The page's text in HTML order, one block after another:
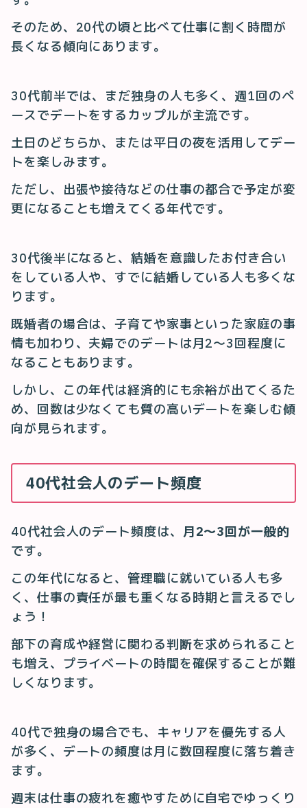
そのため、20代の頃と比べて仕事に割く時間が
長くなる傾向にあります。
30代前半では、まだ独身の人も多く、週1回のペ
ースでデートをするカップルが主流です。
土日のどちらか、または平日の夜を活用してデー
トを楽しみます。
ただし、出張や接待などの仕事の都合で予定が変
更になることも増えてくる年代です。
30代後半になると、結婚を意識したお付き合い
をしている人や、すでに結婚している人も多くな
ります。
既婚者の場合は、子育てや家事といった家庭の事
情も加わり、夫婦でのデートは月2〜3回程度に
なることもあります。
しかし、この年代は経済的にも余裕が出てくるた
め、回数は少なくても質の高いデートを楽しむ傾
向が見られます。
40代社会人のデート頻度
40代社会人のデート頻度は、 月2〜3回が一般的
です。
この年代になると、管理職に就いている人も多
く、仕事の責任が最も重くなる時期と言えるでし
ょう！
部下の育成や経営に関わる判断を求められること
も増え、プライベートの時間を確保することが難
しくなります。
40代で独身の場合でも、キャリアを優先する人
が多く、デートの頻度は月に数回程度に落ち着き
ます。
週末は仕事の疲れを癒やすために自宅でゆっくり